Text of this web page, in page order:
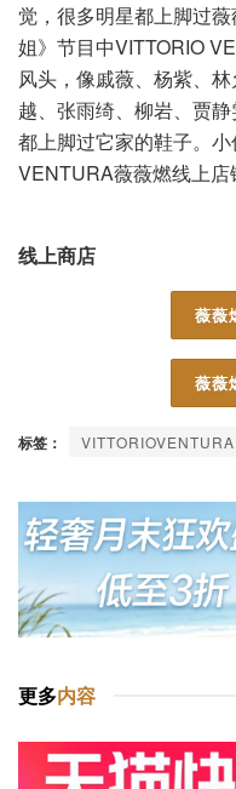
觉，很多明星都上脚过
姐》节目中VITTORIO
风头，像戚薇、杨紫、
越、张雨绮、柳岩、贾
都上脚过它家的鞋子。
VENTURA薇薇燃线上店
线上商店
薇薇
薇薇
标签： VITTORIOVENTURA
更多内容